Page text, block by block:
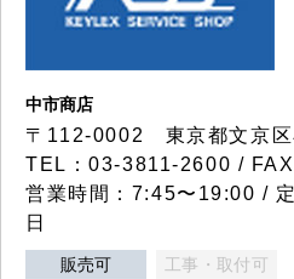
中市商店
〒112-0002 東京都文京区
TEL：03-3811-2600 /
営業時間：7:45〜19:00 /
日
販売可 工事・取付可